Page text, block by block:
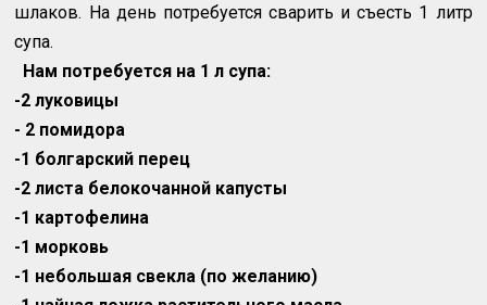
шлаков. На день потребуется сварить и съесть 1 литр
супа.
Нам потребуется на 1 л супа:
-2 луковицы
- 2 помидора
-1 болгарский перец
-2 листа белокочанной капусты
-1 картофелина
-1 морковь
-1 небольшая свекла (по желанию)